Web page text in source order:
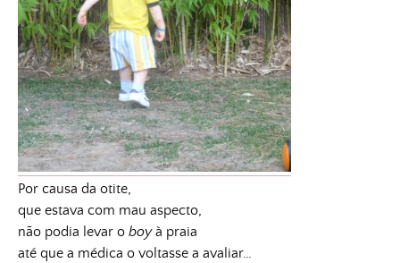
Por causa da otite,
que estava com mau aspecto,
não podia levar o boyà praia
até que a médica o voltasse a avaliar…